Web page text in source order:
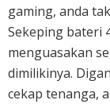
gaming, anda
Sekeping bateri
menguasakan
dimilikinya.
cekap tenanga,